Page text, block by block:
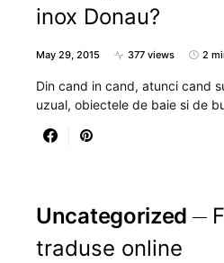
inox Donau?
May 29, 2015 377 views 2
Din cand in cand, atunci cand
uzual, obiectele de baie si de
Uncategorized
traduse online